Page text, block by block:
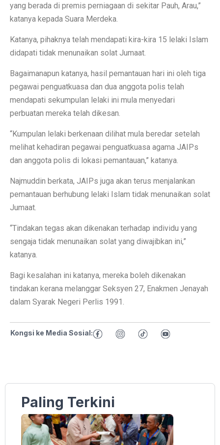
yang berada di premis perniagaan di sekitar Pauh, Arau,”
katanya kepada Suara Merdeka.
Katanya, pihaknya telah mendapati kira-kira 15 lelaki Islam
didapati tidak menunaikan solat Jumaat.
Bagaimanapun katanya, hasil pemantauan hari ini oleh tiga
pegawai penguatkuasa dan dua anggota polis telah
mendapati sekumpulan lelaki ini mula menyedari
perbuatan mereka telah dikesan.
“Kumpulan lelaki berkenaan dilihat mula beredar setelah
melihat kehadiran pegawai penguatkuasa agama JAIPs
dan anggota polis di lokasi pemantauan,” katanya.
Najmuddin berkata, JAIPs juga akan terus menjalankan
pemantauan berhubung lelaki Islam tidak menunaikan solat
Jumaat.
“Tindakan tegas akan dikenakan terhadap individu yang
sengaja tidak menunaikan solat yang diwajibkan ini,”
katanya.
Bagi kesalahan ini katanya, mereka boleh dikenakan
tindakan kerana melanggar Seksyen 27, Enakmen Jenayah
dalam Syarak Negeri Perlis 1991.
Kongsi ke Media Sosial:
Paling Terkini